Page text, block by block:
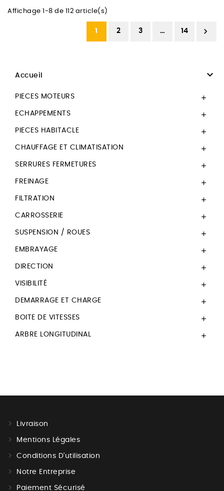
Affichage 1-8 de 112 article(s)
1 2 3 … 14 
Accueil 
PIECES MOTEURS 
ECHAPPEMENTS 
PIECES HABITACLE 
CHAUFFAGE ET CLIMATISATION 
SERRURES FERMETURES 
FREINAGE 
FILTRATION 
CARROSSERIE 
SUSPENSION / ROUES 
EMBRAYAGE 
DIRECTION 
VISIBILITÉ 
DEMARRAGE ET CHARGE 
BOITE DE VITESSES 
ARBRE LONGITUDINAL 
Livraison
Mentions Légales
Conditions D'utilisation
Notre Entreprise
Paiement Sécurisé